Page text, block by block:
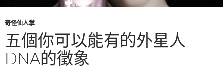
奇怪仙人掌
五個你可以能有的外星人
DNA的徵象